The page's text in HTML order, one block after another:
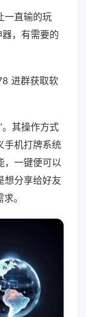
一直输的玩
，有需要的
进群获取软
。其操作方式
手机打牌系统
，一键便可以
想分享给好友
。